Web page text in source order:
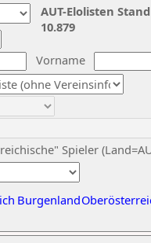
Vorname
Spieler
Burgenland
AUT-Elolisten
10.879